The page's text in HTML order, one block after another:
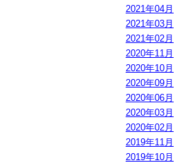
2021年04月
2021年03月
2021年02月
2020年11月
2020年10月
2020年09月
2020年06月
2020年03月
2020年02月
2019年11月
2019年10月